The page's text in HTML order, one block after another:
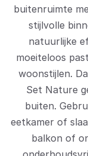
buitenruimte
stijlvolle
natuurlijke
moeiteloos
woonstijlen.
Set Nature
buiten.
eetkamer of
balkon of